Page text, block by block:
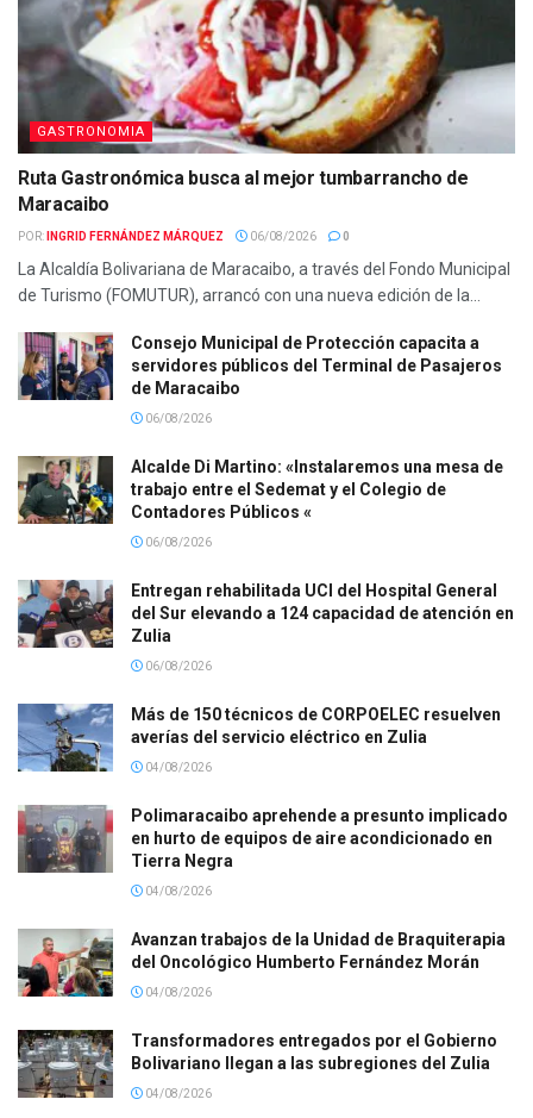
GASTRONOMIA
Ruta Gastronómica busca al mejor tumbarrancho de
Maracaibo
POR: INGRID FERNÁNDEZ MÁRQUEZ 06/08/2026 0
La Alcaldía Bolivariana de Maracaibo, a través del Fondo Municipal
de Turismo (FOMUTUR), arrancó con una nueva edición de la...
Consejo Municipal de Protección capacita a
servidores públicos del Terminal de Pasajeros
de Maracaibo
06/08/2026
Alcalde Di Martino: «Instalaremos una mesa de
trabajo entre el Sedemat y el Colegio de
Contadores Públicos «
06/08/2026
Entregan rehabilitada UCI del Hospital General
del Sur elevando a 124 capacidad de atención en
Zulia
06/08/2026
Más de 150 técnicos de CORPOELEC resuelven
averías del servicio eléctrico en Zulia
04/08/2026
Polimaracaibo aprehende a presunto implicado
en hurto de equipos de aire acondicionado en
Tierra Negra
04/08/2026
Avanzan trabajos de la Unidad de Braquiterapia
del Oncológico Humberto Fernández Morán
04/08/2026
Transformadores entregados por el Gobierno
Bolivariano llegan a las subregiones del Zulia
04/08/2026